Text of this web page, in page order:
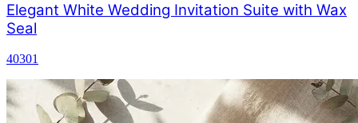
Elegant White Wedding Invitation Suite with Wax
Seal
40301